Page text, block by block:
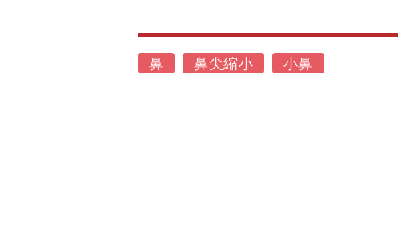
鼻 鼻尖縮小 小鼻